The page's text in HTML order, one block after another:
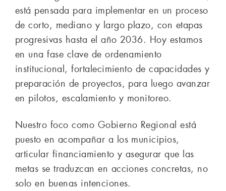
está pensada para implementar en un proceso
de corto, mediano y largo plazo, con etapas
progresivas hasta el año 2036. Hoy estamos
en una fase clave de ordenamiento
institucional, fortalecimiento de capacidades y
preparación de proyectos, para luego avanzar
en pilotos, escalamiento y monitoreo.
Nuestro foco como Gobierno Regional está
puesto en acompañar a los municipios,
articular financiamiento y asegurar que las
metas se traduzcan en acciones concretas, no
solo en buenas intenciones.